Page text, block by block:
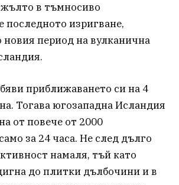
в тъмносиво
последното изригване,
период на вулканична
приближаването си на 4
Тогава югозападна Исландия
от повече от 2000
за 24 часа. Не след дълго
намаля, тъй като
до плитки дълбочини и в